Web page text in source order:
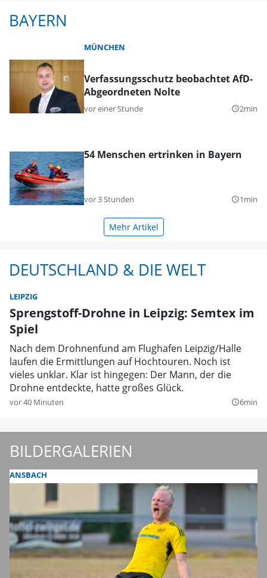
BAYERN
MÜNCHEN
Verfassungsschutz beobachtet AfD-
Abgeordneten Nolte
vor einer Stunde query_builder2min
54 Menschen ertrinken in Bayern
vor 3 Stunden query_builder1min
Mehr Artikel
DEUTSCHLAND & DIE WELT
LEIPZIG
Sprengstoff-Drohne in Leipzig: Semtex im
Spiel
Nach dem Drohnenfund am Flughafen Leipzig/Halle
laufen die Ermittlungen auf Hochtouren. Noch ist
vieles unklar. Klar ist hingegen: Der Mann, der die
Drohne entdeckte, hatte großes Glück.
vor 40 Minuten query_builder6min
BILDERGALERIEN
ANSBACH